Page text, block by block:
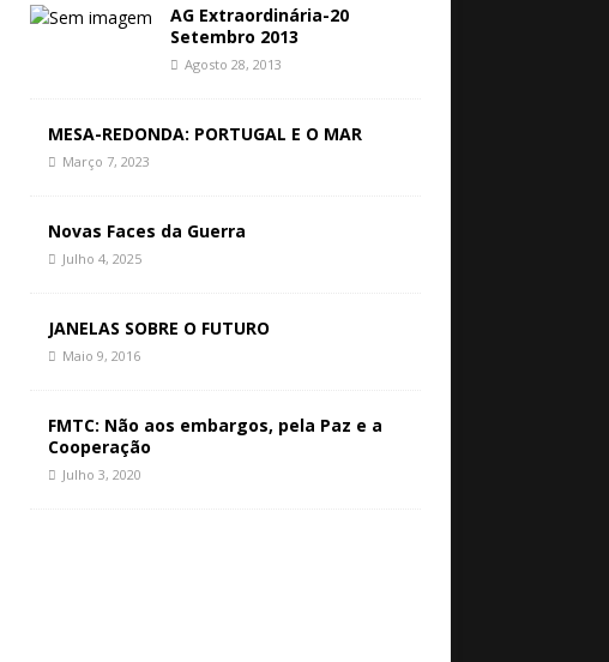
AG Extraordinária-20
Setembro 2013
Agosto 28, 2013
MESA-REDONDA: PORTUGAL E O MAR
Março 7, 2023
Novas Faces da Guerra
Julho 4, 2025
JANELAS SOBRE O FUTURO
Maio 9, 2016
FMTC: Não aos embargos, pela Paz e a
Cooperação
Julho 3, 2020